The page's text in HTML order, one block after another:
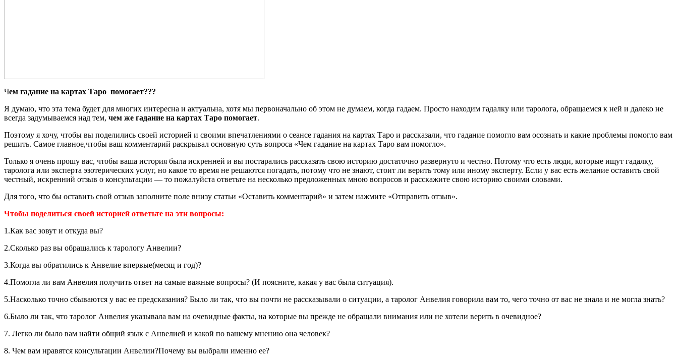
Чем гадание на картах Таро помогает???
Я думаю, что эта тема будет для многих интересна и актуальна, хотя мы первоначально об этом не думаем, когда гадаем. Просто находим гадалку или таролога, обращаемся к ней и далеко не
всегда задумываемся над тем, чем же гадание на картах Таро помогает.
Поэтому я хочу, чтобы вы поделились своей историей и своими впечатлениями о сеансе гадания на картах Таро и рассказали, что гадание помогло вам осознать и какие проблемы помогло вам
решить. Самое главное,чтобы ваш комментарий раскрывал основную суть вопроса «Чем гадание на картах Таро вам помогло».
Только я очень прошу вас, чтобы ваша история была искренней и вы постарались рассказать свою историю достаточно развернуто и честно. Потому что есть люди, которые ищут гадалку,
таролога или эксперта эзотерических услуг, но какое то время не решаются погадать, потому что не знают, стоит ли верить тому или иному эксперту. Если у вас есть желание оставить свой
честный, искренний отзыв о консультации — то пожалуйста ответьте на несколько предложенных мною вопросов и расскажите свою историю своими словами.
Для того, что бы оставить свой отзыв заполните поле внизу статьи «Оставить комментарий» и затем нажмите «Отправить отзыв».
Чтобы поделиться своей историей ответьте на эти вопросы:
1.Как вас зовут и откуда вы?
2.Сколько раз вы обращались к тарологу Анвелии?
3.Когда вы обратились к Анвелие впервые(месяц и год)?
4.Помогла ли вам Анвелия получить ответ на самые важные вопросы? (И поясните, какая у вас была ситуация).
5.Насколько точно сбываются у вас ее предсказания? Было ли так, что вы почти не рассказывали о ситуации, а таролог Анвелия говорила вам то, чего точно от вас не знала и не могла знать?
6.Было ли так, что таролог Анвелия указывала вам на очевидные факты, на которые вы прежде не обращали внимания или не хотели верить в очевидное?
7. Легко ли было вам найти общий язык с Анвелией и какой по вашему мнению она человек?
8. Чем вам нравятся консультации Анвелии?Почему вы выбрали именно ее?